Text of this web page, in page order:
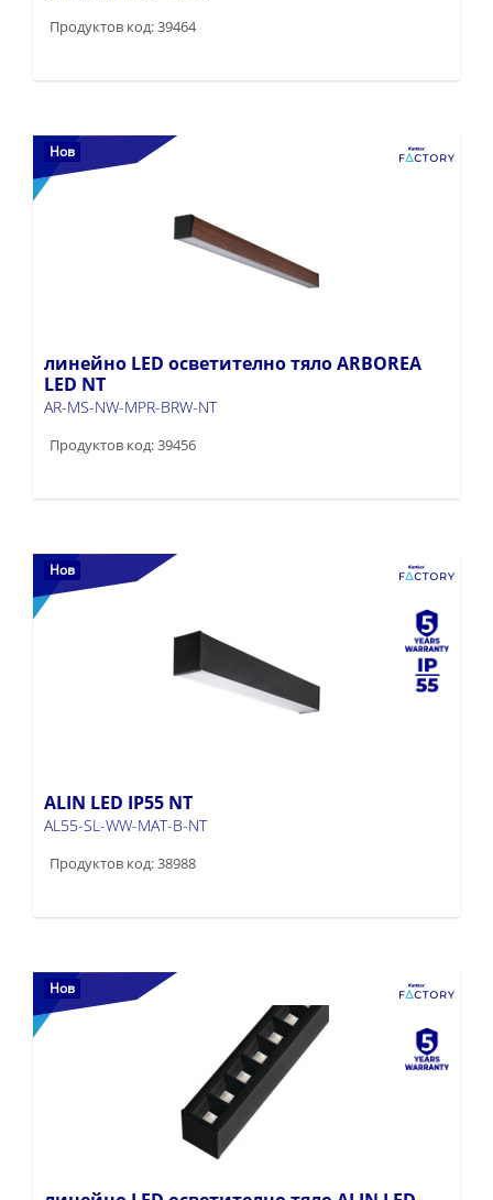
Продуктов код: 39464
Нов
линейно LED осветително тяло ARBOREA
LED NT
AR-MS-NW-MPR-BRW-NT
Продуктов код: 39456
Нов
ALIN LED IP55 NT
AL55-SL-WW-MAT-B-NT
Продуктов код: 38988
Нов